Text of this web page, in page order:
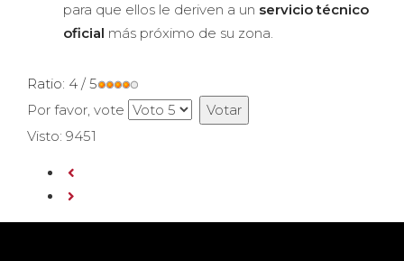
para que ellos le deriven a un servicio técnico
oficial más próximo de su zona.
Ratio: 4 / 5
Por favor, vote
Visto: 9451